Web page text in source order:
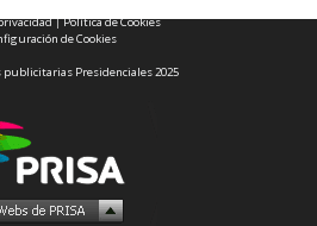
|Política de Cookies
de Cookies
publicitarias Presidenciales 2025